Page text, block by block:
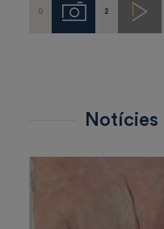
0 Imágenes
2
Notícies